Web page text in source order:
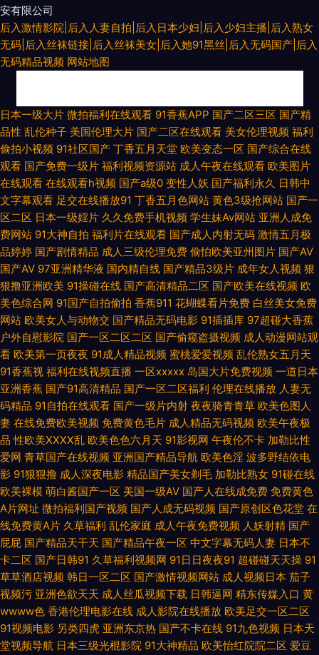
安有限公司
后入激情影院|后入人妻自拍|后入日本少妇|后入少妇主播|后入熟女
无码|后入丝袜链接|后入丝袜美女|后入她91黑丝|后入无码国产|后入
无码精品视频 网站地图
黄在线观看视频 91福利资源网页 操逼操精品 91n在线国产对白 丁香五月天
色色 免费性爱 69福利导航视频 91不卡在线 九九这里只有精品 自拍第一页
91真人视频 九一茄子网站在线下载 五月花午夜福利 九九大香蕉伊人视频 丝
袜后入动态 91亚洲精品无码万宁 久久大伊人国产av 萌白酱导航 91校花在线
观看 女同15p 亚洲肏屄视频 91成人淫综合 超碰成人网站 欧美操B 国产精品
久久! 91华人精品在线 福利视频五区 美女白絲18禁 伊人在线香蕉久9 avtt一
本 黑丝少妇 日韩三级理论在线 夜夜撸导航 91吴梦梦在线 国产精品禁久久 人
妻一卡二卡三卡 中文精品产品网 91综合娱乐在线 久久少妇毛片 午夜视频三
区 91大神原创 91n在线视频免费观看 毛片麻豆视频网 亚洲三级网址 91成人
青青草婷婷 AV激情天堂 国产第86页 男人的天堂com 91免费 国语视频在线
三区 97色伦电影 久热精品色情 伊人网在线9 92肏肏 海角肏逼 日本韩国A片
少妇做爱 欧美性爱在线A 九一视频色综合 国产第六页 AV黄色男人天堂 91老
司机视频 91AV播报 熟女偷拍视频 欧美日韩中文在线 蜜桃成人无码一区 黑丝
探花 东京热综合婷婷91 91最新在线视频 91免费在线破视频 影音先锋AV国产
伊人久久狼 日韩伊人福利 久久亚洲网址 豆花网页 99福利导航大全 91深夜影
日本一级大片 微拍福利在线观看 91香蕉APP 国产二区三区 国产精
品性 乱伦种子 美国伦理大片 国产二区在线观看 美女伦理视频 福利
偷拍小视频 91社区国产 丁香五月天堂 欧美变态一区 国产综合在线
观看 国产免费一级片 福利视频资源站 成人午夜在线观看 欧美图片
在线观看 在线观看h视频 国产a级0 变性人妖 国产福利永久 日韩中
文字幕观看 足交在线播放91 丁香五月色网站 黄色3级抢网站 国产一
区二区 日本一级婬片 久久免费手机视频 学生妹Av网站 亚洲人成免
费网站 91大神自拍 福利片在线观看 国产成人内射无码 激情五月极
品婷婷 国产剧情精品 成人三级伦理免费 偷怕欧美亚州图片 国产AV
国产AV 97亚洲精华液 国内精自线 国产精品3级片 成年女人视频 狠
狠撸亚洲欧美 91操碰在线 国产高清精品二区 国产欧美在线视频 欧
美色综合网 91国产自拍偷拍 香蕉911 花蝴蝶看片免费 白丝美女免费
网站 欧美女人与动物交 国产精品无码电影 91插插库 97超碰大香蕉
户外自慰影院 国产一区二区二区 国产偷窥盗摄视频 成人动漫网站观
看 欧美第一页夜夜 91成人精品视频 蜜桃爱爱视频 乱伦熟女五月天
91香蕉视 福利在线视频直播 一区xxxxx 岛国大片免费视频 一道日本
亚洲香蕉 国产91高清精品 国产一区二区福利 伦理在线播放 人妻无
码精品 91自拍在线观看 国产一级片内射 夜夜骑青青草 欧美色图人
妻 在线免费欧美视频 免费黄色毛片 成人精品无码视频 欧美午夜极
品 性欧美ⅩⅩⅩⅩ乱 欧美色色六月天 91影视网 午夜伦不卡 加勒比性
爱网 青草国产在线视频 亚洲国产精品导航 欧美色淫 波多野结依电
影 91狠狠撸 成人深夜电影 精品国产美女剃毛 加勒比熟女 91碰在线
欧美裸模 萌白酱国产一区 美国一级AV 国产人在线成免费 免费黄色
A片网址 微拍福利国产视频 国产人成无码视频 国产原创区色花堂 在
线免费黄A片 久草福利 乱伦家庭 成人午夜免费视频 人妖射精 国产
屁屁 国产精品天干天 国产精品午夜一区 中文字幕无码人妻 日本不
卡二区 国产日韩91 久草福利视频网 91日日夜夜91 超碰碰天天操 91
草草酒店视频 韩日一区二区 国产激情视频网站 成人视频日本 茄子
视频污 亚洲色欲天天 成人丝瓜视频下载 日韩逼网 精东传媒入口 黄
wwww色 香港伦理电影在线 成人影院在线播放 欧美足交一区二区
91视频电影 另类四虎 亚洲东京热 国产不卡在线 91九色视频 日本天
堂视频导航 日本三级光棍影院 91大神精品 欧美怡红院院二区 爱豆